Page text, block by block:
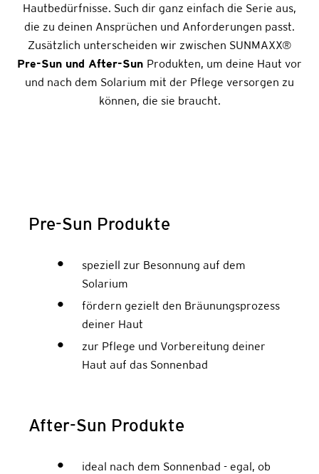
Hautbedürfnisse. Such dir ganz einfach die Serie aus,
die zu deinen Ansprüchen und Anforderungen passt.
Zusätzlich unterscheiden wir zwischen SUNMAXX®
Pre-Sun und After-Sun Produkten, um deine Haut vor
und nach dem Solarium mit der Pflege versorgen zu
können, die sie braucht.
Pre-Sun Produkte
speziell zur Besonnung auf dem
Solarium
fördern gezielt den Bräunungsprozess
deiner Haut
zur Pflege und Vorbereitung deiner
Haut auf das Sonnenbad
After-Sun Produkte
ideal nach dem Sonnenbad - egal, ob